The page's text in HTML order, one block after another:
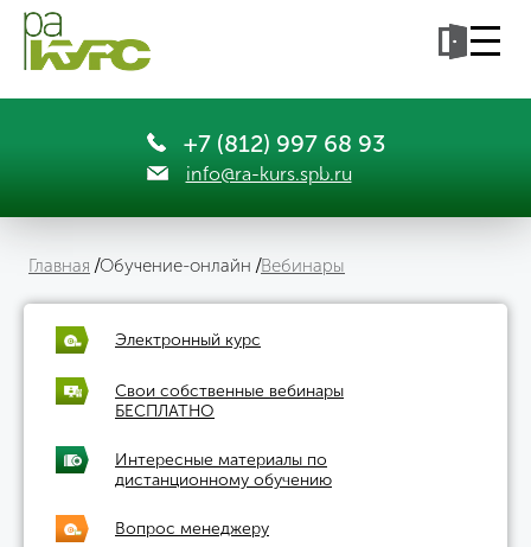
+7 (812) 997 68 93
info@ra-kurs.spb.ru
Главная Обучение-онлайн Вебинары
Электронный курс
Свои собственные вебинары
БЕСПЛАТНО
Интересные материалы по
дистанционному обучению
Вопрос менеджеру